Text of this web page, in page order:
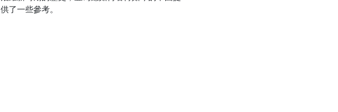
供了一些參考。